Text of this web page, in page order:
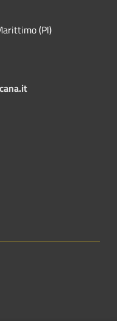
(PI)